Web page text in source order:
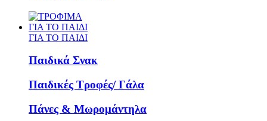
ΓΙΑ ΤΟ ΠΑΙΔΙ
ΓΙΑ ΤΟ ΠΑΙΔΙ
Παιδικά Σνακ
Παιδικές Τροφές/ Γάλα
Πάνες & Μωρομάντηλα